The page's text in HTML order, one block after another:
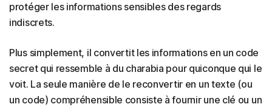
protéger les informations sensibles des regards
indiscrets.
Plus simplement, il convertit les informations en un code
secret qui ressemble à du charabia pour quiconque qui le
voit. La seule manière de le reconvertir en un texte (ou
un code) compréhensible consiste à fournir une clé ou un